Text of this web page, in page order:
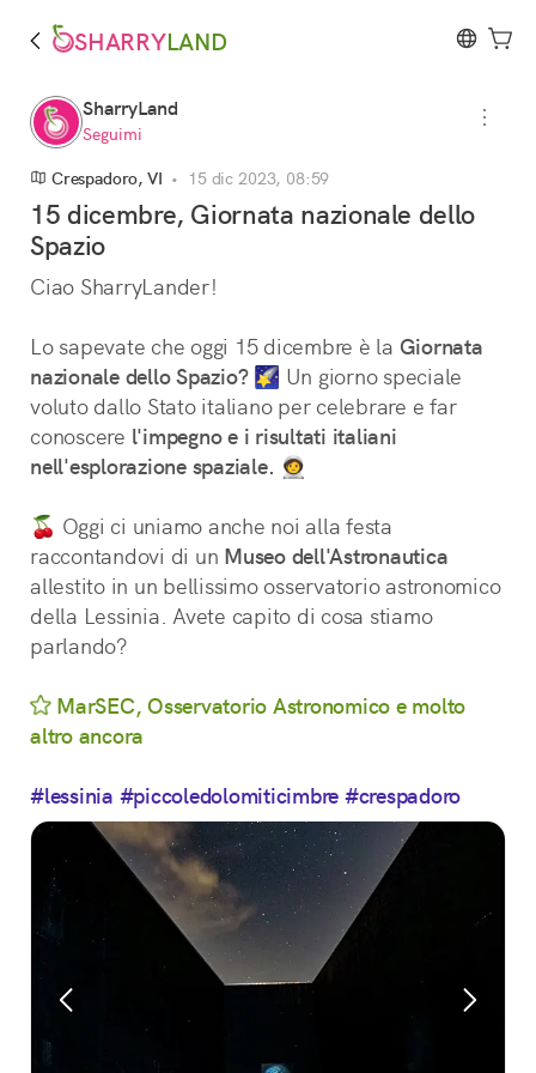
SHARRYLAND
SharryLand
Seguimi
Crespadoro, VI • 15 dic 2023, 08:59
15 dicembre, Giornata nazionale dello
Spazio
Ciao SharryLander!
Lo sapevate che oggi 15 dicembre è la Giornata
nazionale dello Spazio? 🌠 Un giorno speciale
voluto dallo Stato italiano per celebrare e far
conoscere l'impegno e i risultati italiani
nell'esplorazione spaziale. 🧑‍🚀
🍒 Oggi ci uniamo anche noi alla festa
raccontandovi di un Museo dell'Astronautica
allestito in un bellissimo osservatorio astronomico
della Lessinia. Avete capito di cosa stiamo
parlando?
MarSEC, Osservatorio Astronomico e molto
altro ancora
#lessinia #piccoledolomiticimbre #crespadoro